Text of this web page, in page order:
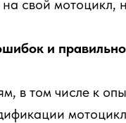
свой мотоцикл,
и правильно
в том числе к